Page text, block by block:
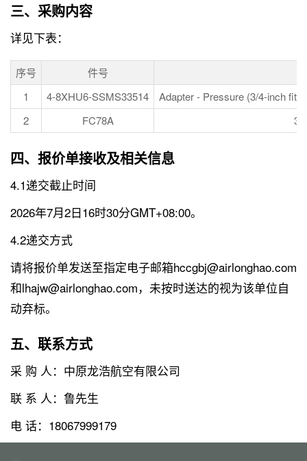
三、采购内容
详见下表：
序号
件号
1
4-8XHU6-SSMS33514
Adapter - Pressure (3/4-inch
2
FC78A 3/
四、报价单接收及相关信息
4.1递交截止时间
2026年7月2日16时30分GMT+08:00。
4.2递交方式
请将报价单发送至指定电子邮箱hccgbj@airlonghao.com
和lhajw@airlonghao.com，未按时送达的视为该单位自
动弃标。
五、联系方式
采 购 人：中原龙浩航空有限公司
联 系 人：鲁先生
电 话：18067999179